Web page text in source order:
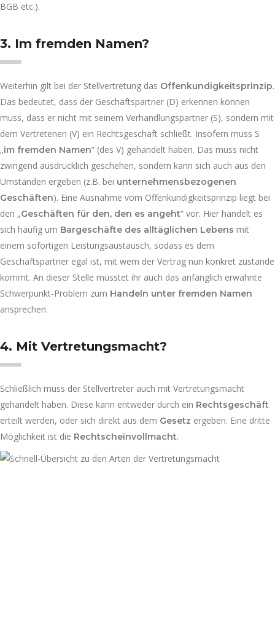
BGB etc.).
3. Im fremden Namen?
Weiterhin gilt bei der Stellvertretung das Offenkundigkeitsprinzip.
Das bedeutet, dass der Geschäftspartner (D) erkennen können
muss, dass er nicht mit seinem Verhandlungspartner (S), sondern mit
dem Vertretenen (V) ein Rechtsgeschäft schließt. Insofern muss S
„im fremden Namen“ (des V) gehandelt haben. Das muss nicht
zwingend ausdrücklich geschehen, sondern kann sich auch aus den
Umständen ergeben (z.B. bei unternehmensbezogenen
Geschäften). Eine Ausnahme vom Offenkundigkeitsprinzip liegt bei
den „Geschäften für den, den es angeht“ vor. Hier handelt es
sich häufig um Bargeschäfte des alltäglichen Lebens mit
einem sofortigen Leistungsaustausch, sodass es dem
Geschäftspartner egal ist, mit wem der Vertrag nun konkret zustande
kommt. An dieser Stelle müsstet ihr auch das anfänglich erwähnte
Schwerpunkt-Problem zum Handeln unter fremden Namen
ansprechen.
4. Mit Vertretungsmacht?
Schließlich muss der Stellvertreter auch mit Vertretungsmacht
gehandelt haben. Diese kann entweder durch ein Rechtsgeschäft
erteilt werden, oder sich direkt aus dem Gesetz ergeben. Eine dritte
Möglichkeit ist die Rechtscheinvollmacht.